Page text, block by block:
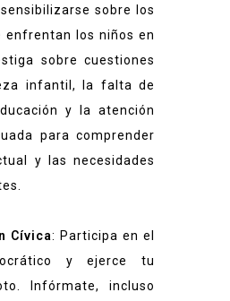
sobre los
enfrentan los niños en
sobre cuestiones
infantil, la falta de
y la atención
para comprender
y las necesidades
Cívica: Participa en el
y ejerce tu
Infórmate, incluso